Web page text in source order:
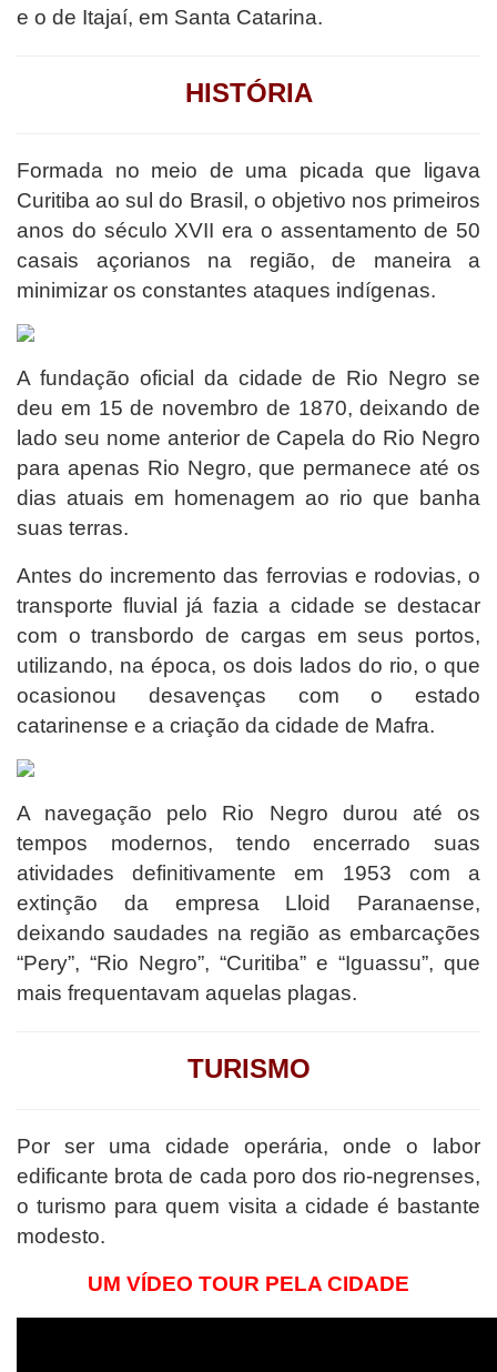
e o de Itajaí, em Santa Catarina.
HISTÓRIA
Formada no meio de uma picada que ligava
Curitiba ao sul do Brasil, o objetivo nos primeiros
anos do século XVII era o assentamento de 50
casais açorianos na região, de maneira a
minimizar os constantes ataques indígenas.
A fundação oficial da cidade de Rio Negro se
deu em 15 de novembro de 1870, deixando de
lado seu nome anterior de Capela do Rio Negro
para apenas Rio Negro, que permanece até os
dias atuais em homenagem ao rio que banha
suas terras.
Antes do incremento das ferrovias e rodovias, o
transporte fluvial já fazia a cidade se destacar
com o transbordo de cargas em seus portos,
utilizando, na época, os dois lados do rio, o que
ocasionou desavenças com o estado
catarinense e a criação da cidade de Mafra.
A navegação pelo Rio Negro durou até os
tempos modernos, tendo encerrado suas
atividades definitivamente em 1953 com a
extinção da empresa Lloid Paranaense,
deixando saudades na região as embarcações
“Pery”, “Rio Negro”, “Curitiba” e “Iguassu”, que
mais frequentavam aquelas plagas.
TURISMO
Por ser uma cidade operária, onde o labor
edificante brota de cada poro dos rio-negrenses,
o turismo para quem visita a cidade é bastante
modesto.
UM VÍDEO TOUR PELA CIDADE